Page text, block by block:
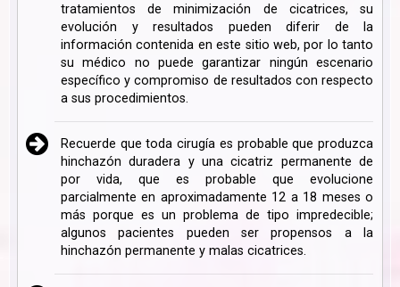
tratamientos de minimización de cicatrices, su
evolución y resultados pueden diferir de la
información contenida en este sitio web, por lo tanto
su médico no puede garantizar ningún escenario
específico y compromiso de resultados con respecto
a sus procedimientos.
Recuerde que toda cirugía es probable que produzca
hinchazón duradera y una cicatriz permanente de
por vida, que es probable que evolucione
parcialmente en aproximadamente 12 a 18 meses o
más porque es un problema de tipo impredecible;
algunos pacientes pueden ser propensos a la
hinchazón permanente y malas cicatrices.